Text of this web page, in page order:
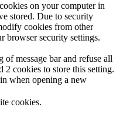
on your computer in
stored. Due to security
cookies from other
browser security settings.
message bar and refuse all
cookies to store this setting.
when opening a new
cookies.